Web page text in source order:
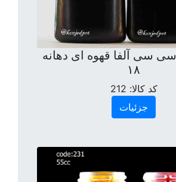
بطری ۶۰ سی سی آلفا قهوه ای دهانه
۱۸
کد کالا: 212
جزئیات